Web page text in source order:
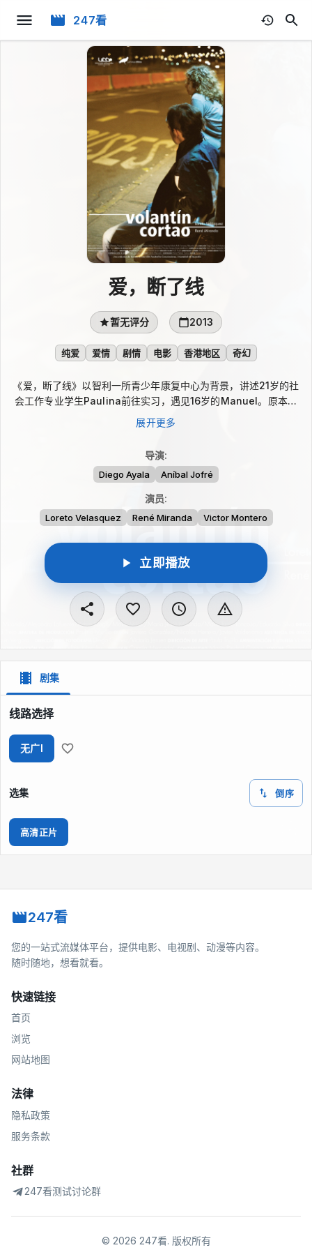
247看
爱，断了线
暂无评分 2013
纯爱 爱情 剧情 电影 香港地区 奇幻
《爱，断了线》以智利一所青少年康复中心为背景，讲述21岁的社
会工作专业学生Paulina前往实习，遇见16岁的Manuel。原本属
于实践课程的相处，慢慢发展成一段让她重新审视职业理想与日常
秩序的友谊。她在偷来的时间里靠近一个并不属于自己的世界，也
展开更多
导演:
Diego Ayala Aníbal Jofré
演员:
Loreto Velasquez René Miranda Victor Montero
立即播放
剧集
线路选择
无广I
选集 倒序
高清正片
247看
您的一站式流媒体平台，提供电影、电视剧、动漫等内容。
随时随地，想看就看。
快速链接
首页
浏览
网站地图
法律
隐私政策
服务条款
社群
247看测试讨论群
© 2026 247看. 版权所有